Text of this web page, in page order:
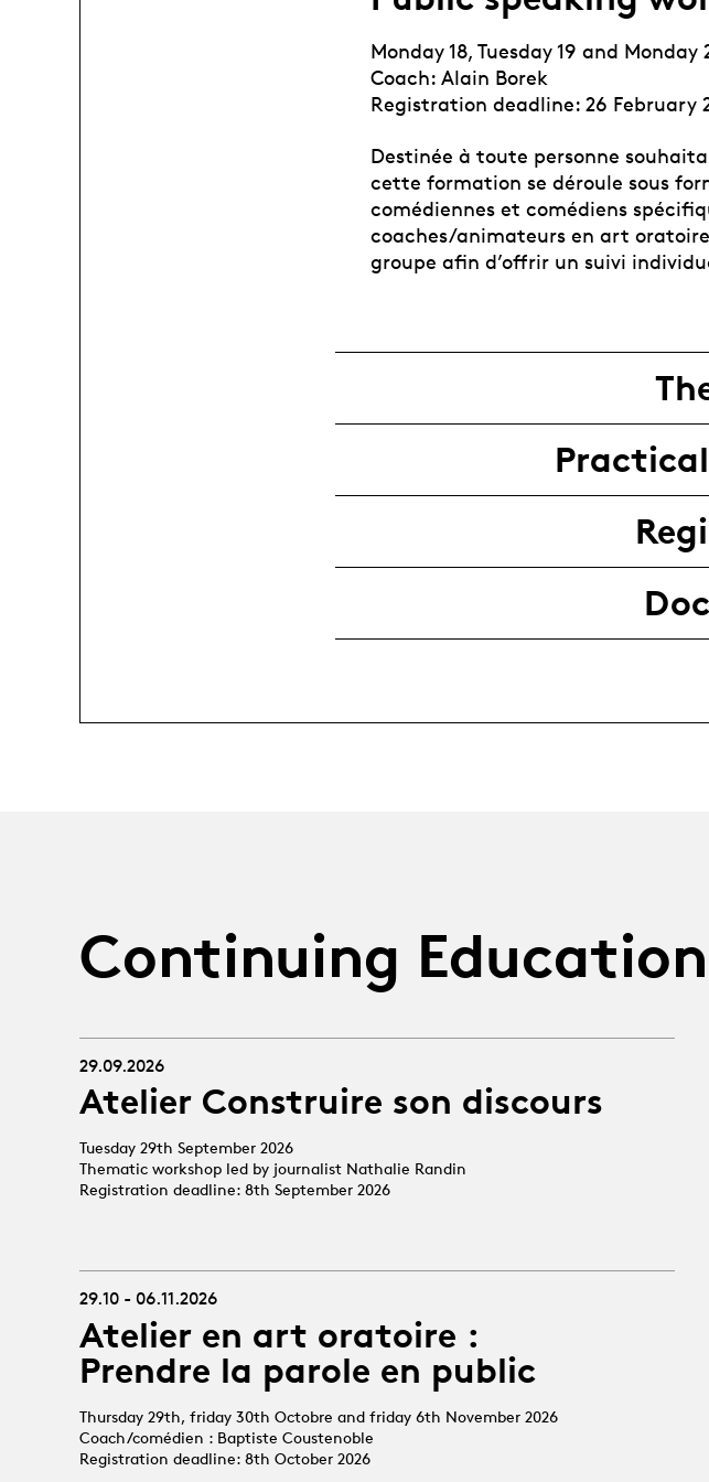
Monday 18, Tuesday 19 and Monday
Coach: Alain Borek
Registration deadline: 26 February
Destinée à toute personne
cette formation se déroule sous
comédiennes et comédiens
coaches/animateurs en art
groupe afin d’offrir un suivi
Continuing Education
29.09.2026
Atelier Construire son discours
Tuesday 29th September 2026
Thematic workshop led by journalist Nathalie Randin
Registration deadline: 8th September 2026
29.10 - 06.11.2026
Atelier en art oratoire :
Prendre la parole en public
Thursday 29th, friday 30th Octobre and friday 6th November 2026
Coach/comédien : Baptiste Coustenoble
Registration deadline: 8th October 2026